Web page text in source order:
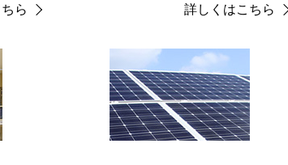
ら
詳しくはこちら